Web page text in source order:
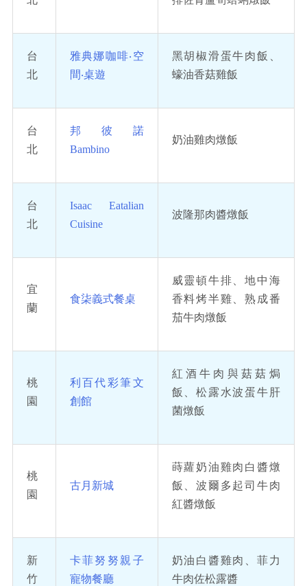
台
北
雅典娜咖啡‧空
間‧桌遊
黑胡椒滑蛋牛肉飯、
蠔油香菇雞飯
台
北
邦彼諾
Bambino
奶油雞肉燉飯
台
北
Isaac Eatalian
Cuisine
波隆那肉醬燉飯
宜
蘭
食柒義式餐桌
威靈頓牛排、地中海
香料烤半雞、熟成番
茄牛肉燉飯
桃
園
利百代彩筆文
創館
紅酒牛肉與菇菇焗
飯、松露水波蛋牛肝
菌燉飯
桃
園
古月新城
蒔蘿奶油雞肉白醬燉
飯、波爾多起司牛肉
紅醬燉飯
新
竹
卡菲努努親子
寵物餐廳
奶油白醬雞肉、菲力
牛肉佐松露醬